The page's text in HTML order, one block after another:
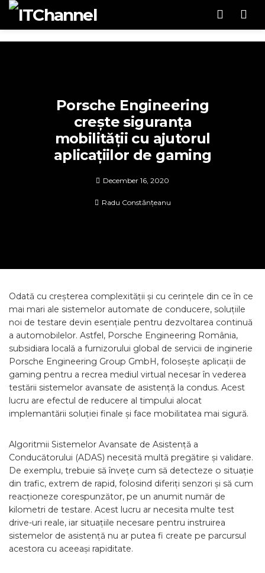
Porsche Engineering
crește siguranța
mobilității cu ajutorul
aplicațiilor de gaming
December 16, 2020
Radu Constănțeanu
Odată cu creșterea complexității și cu cerințele din ce în ce
mai mari ale sistemelor automate de conducere, soluțiile
noi de testare devin esențiale pentru dezvoltarea continuă
a automobilelor. Astfel, Porsche Engineering România,
subsidiara locală a furnizorului global de servicii de inginerie
Porsche Engineering Group GmbH, folosește aplicații de
gaming pentru a recrea mediul virtual necesar în vederea
testării sistemelor avansate de asistență la condus. Acest
lucru are efectul de reducere al timpului alocat
implemantării soluției finale și face mobilitatea mai sigură.
Algoritmii Sistemelor Avansate de Asistență a
Conducătorului (ADAS) necesită multă pregătire și validare.
De exemplu, trebuie să învețe cum să detecteze o situație
din trafic, extrem de rapid, folosind diferiți senzori și să cum
reacționeze corespunzător, pe un anumit număr de
kilometri de testare. Acest lucru ar necesita multe test
drive-uri reale, iar situațiile necesare pentru instruirea
sistemelor de asistență nu ar putea fi create pe parcursul
acestora cu aceeași rapiditate.